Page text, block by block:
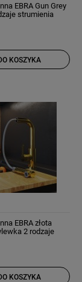
EBRA Gun Grey
strumienia
KOSZYKA
EBRA złota
2 rodzaje
KOSZYKA